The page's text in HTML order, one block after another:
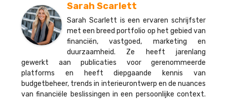
Sarah Scarlett
Sarah Scarlett is een ervaren schrijfster
met een breed portfolio op het gebied van
financiën, vastgoed, marketing en
duurzaamheid. Ze heeft jarenlang
gewerkt aan publicaties voor gerenommeerde
platforms en heeft diepgaande kennis van
budgetbeheer, trends in interieurontwerp en de nuances
van financiële beslissingen in een persoonlijke context.